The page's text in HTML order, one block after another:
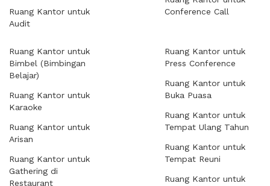
Ruang Kantor untuk
Audit
Conference Call
Ruang Kantor untuk
Bimbel (Bimbingan
Belajar)
Ruang Kantor untuk
Karaoke
Ruang Kantor untuk
Arisan
Ruang Kantor untuk
Gathering di
Restaurant
Ruang Kantor untuk
Press Conference
Ruang Kantor untuk
Buka Puasa
Ruang Kantor untuk
Tempat Ulang Tahun
Ruang Kantor untuk
Tempat Reuni
Ruang Kantor untuk